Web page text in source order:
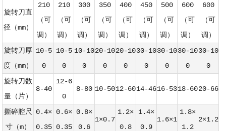
旋转刀直
径（mm）
210
（可
调）
210
（可
调）
300
（可
调）
350
（可
调）
400
（可
调）
450
（可
调）
500
（可
调）
600
（可
调）
600
（可
调）
旋转刀厚
度（mm）
10-5
0
10-5
0
10-10
0
20-10
0
20-10
0
30-10
0
30-10
0
30-10
0
30-10
0
旋转刀数
量（片）
8-40
12-6
0
8-80 10-5012-6014-4616-5318-6020-66
撕碎腔尺
寸（m）
0.4×
0.35
0.6×
0.35
0.8×
0.6
1×0.7
1.2×
0.8
1.4×
0.9
1.6×1
1.8×
1.2
2×1.2